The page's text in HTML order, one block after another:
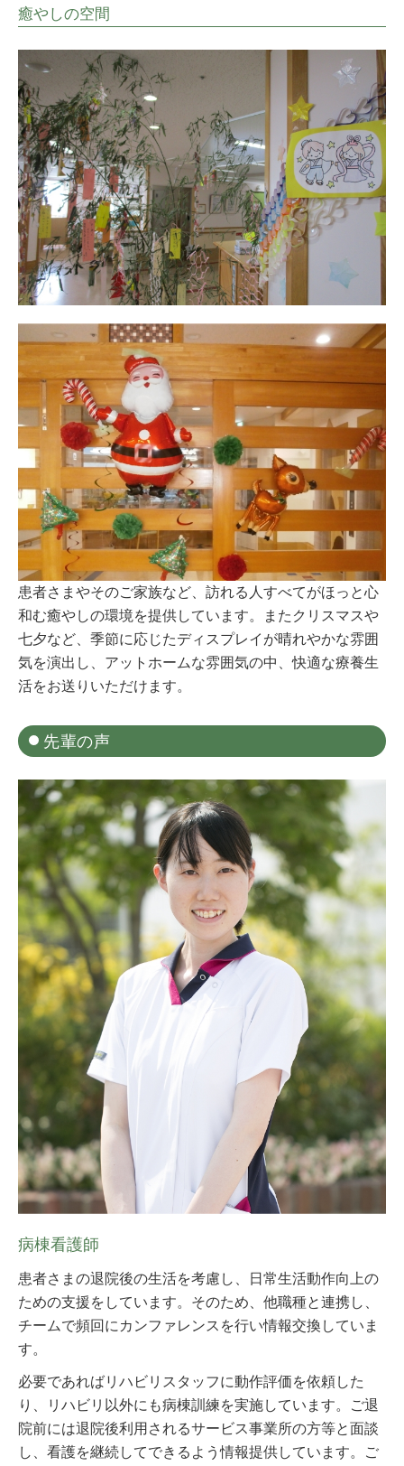
癒やしの空間
患者さまやそのご家族など、訪れる人すべてがほっと心
和む癒やしの環境を提供しています。またクリスマスや
七夕など、季節に応じたディスプレイが晴れやかな雰囲
気を演出し、アットホームな雰囲気の中、快適な療養生
活をお送りいただけます。
先輩の声
病棟看護師
患者さまの退院後の生活を考慮し、日常生活動作向上の
ための支援をしています。そのため、他職種と連携し、
チームで頻回にカンファレンスを行い情報交換していま
す。
必要であればリハビリスタッフに動作評価を依頼した
り、リハビリ以外にも病棟訓練を実施しています。ご退
院前には退院後利用されるサービス事業所の方等と面談
し、看護を継続してできるよう情報提供しています。ご